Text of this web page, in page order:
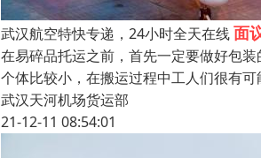
武汉航空特快专递，24小时全天在线面
在易碎品托运之前，首先一定要做好包
个体比较小，在搬运过程中工人们很有
武汉天河机场货运部
21-12-11 08:54:01